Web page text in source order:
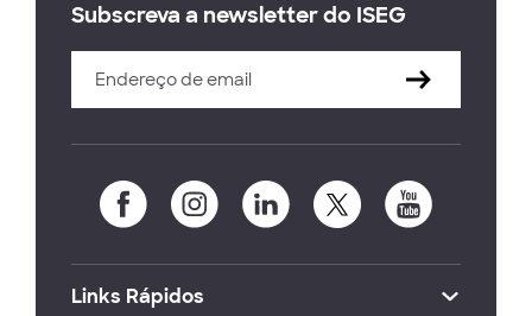
Subscreva a newsletter do ISEG
Links Rápidos